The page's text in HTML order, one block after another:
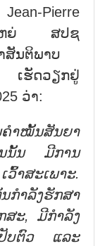
Pierre
ໃຫຍ່ ສປຊ
ສັນຕິພາບ
ເຮັດວຽກຢູ່
ວ່າ:
ຄຳໝັ້ນສັນຍາ
ນັ້ນ ມີການ
ເວົ້າສະເພາະ.
ຳລັງຮັກສາ
ະ, ມີກຳລັງ
ບຕົວ ແລະ